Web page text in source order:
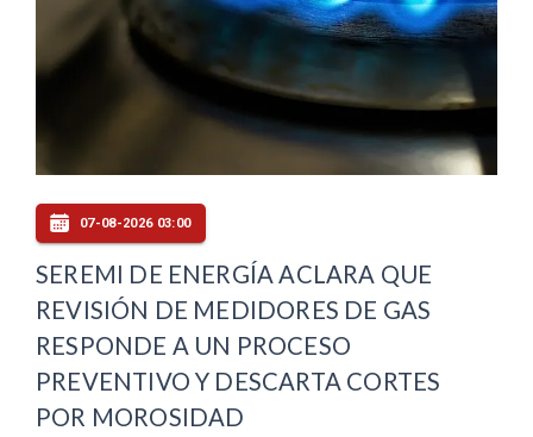
07-08-2026 03:00
SEREMI DE ENERGÍA ACLARA QUE
REVISIÓN DE MEDIDORES DE GAS
RESPONDE A UN PROCESO
PREVENTIVO Y DESCARTA CORTES
POR MOROSIDAD